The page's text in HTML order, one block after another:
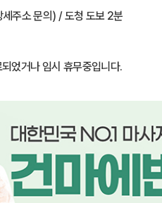
주소 문의) / 도청 도보 2분
었거나 임시 휴무중입니다.